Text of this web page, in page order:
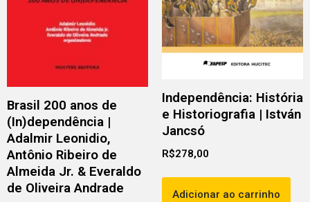
Brasil 200 anos de
(In)dependência |
Adalmir Leonidio,
Antônio Ribeiro de
Almeida Jr. & Everaldo
de Oliveira Andrade
Independência: História
e Historiografia | István
Jancsó
R$278,00
Adicionar ao carrinho